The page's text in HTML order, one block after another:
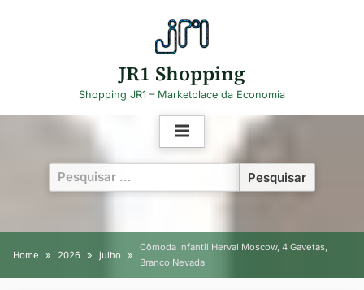
JR1 Shopping
Shopping JR1 – Marketplace da Economia
Pesquisar
por:
Home 2026 julho
Cômoda Infantil Herval Moscow, 4 Gavetas,
Branco Nevada